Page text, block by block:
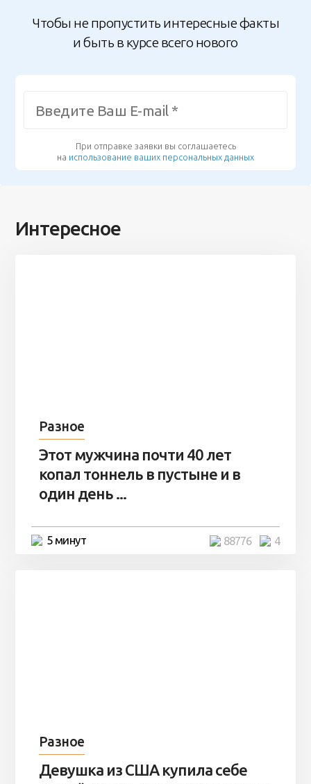
Чтобы не пропустить интересные факты
и быть в курсе всего нового
При отправке заявки вы соглашаетесь
на использование ваших персональных данных
Интересное
Разное
Этот мужчина почти 40 лет
копал тоннель в пустыне и в
один день ...
5 минут 4
88776
Разное
Девушка из США купила себе